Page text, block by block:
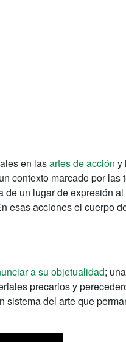
en lasartes de acción y
contexto marcado por
de un lugar de expresión
esas acciones el cuerpo
a su objetualidad;
precarios y
del arte que